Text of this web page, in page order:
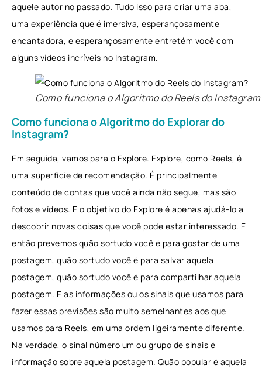
aquele autor no passado. Tudo isso para criar uma aba,
uma experiência que é imersiva, esperançosamente
encantadora, e esperançosamente entretém você com
alguns vídeos incríveis no Instagram.
Como funciona o Algoritmo do Reels do
Como funciona o Algoritmo do Explorar do
Instagram?
Em seguida, vamos para o Explore. Explore, como Reels, é
uma superfície de recomendação. É principalmente
conteúdo de contas que você ainda não segue, mas são
fotos e vídeos. E o objetivo do Explore é apenas ajudá-lo a
descobrir novas coisas que você pode estar interessado. E
então prevemos quão sortudo você é para gostar de uma
postagem, quão sortudo você é para salvar aquela
postagem, quão sortudo você é para compartilhar aquela
postagem. E as informações ou os sinais que usamos para
fazer essas previsões são muito semelhantes aos que
usamos para Reels, em uma ordem ligeiramente diferente.
Na verdade, o sinal número um ou grupo de sinais é
informação sobre aquela postagem. Quão popular é aquela